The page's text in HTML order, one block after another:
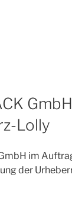
Lolly
im
der